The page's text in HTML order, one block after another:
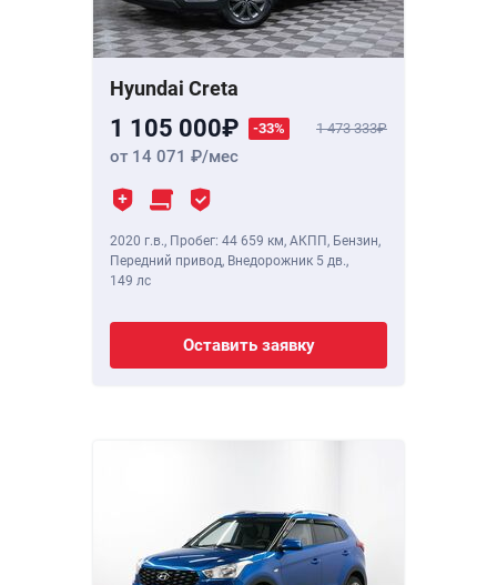
Hyundai Creta
1 105 000 -33% 1 473 333
от 14 071 /мес
2020 г.в., Пробег: 44 659 км, АКПП, Бензин,
Передний привод, Внедорожник 5 дв.,
149 лс
Оставить заявку